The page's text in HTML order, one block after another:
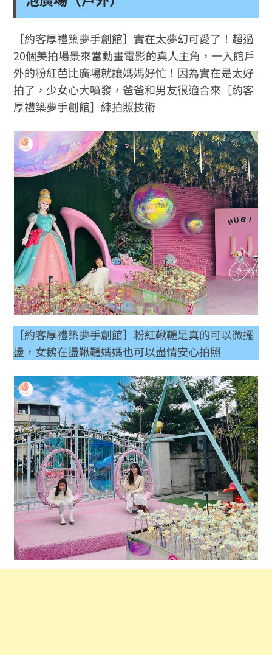
［約客厚禮築夢手創館］實在太夢幻可愛了！超過
20個美拍場景來當動畫電影的真人主角，一入館戶
外的粉紅芭比廣場就讓媽媽好忙！因為實在是太好
拍了，少女心大噴發，爸爸和男友很適合來［約客
厚禮築夢手創館］練拍照技術
［約客厚禮築夢手創館］粉紅鞦韆是真的可以微擺
盪，女鵝在盪鞦韆媽媽也可以盡情安心拍照